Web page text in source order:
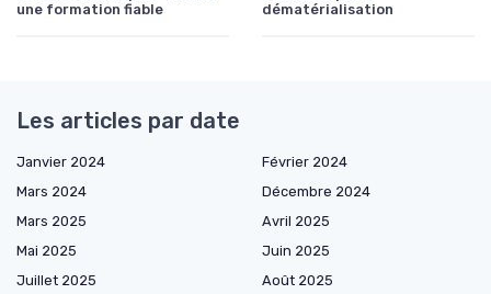
une formation fiable
dématérialisation
Les articles par date
Janvier 2024
Février 2024
Mars 2024
Décembre 2024
Mars 2025
Avril 2025
Mai 2025
Juin 2025
Juillet 2025
Août 2025